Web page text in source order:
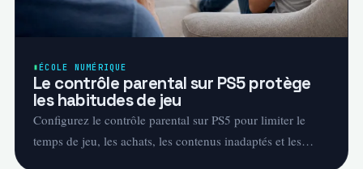
ÉCOLE NUMÉRIQUE
Le contrôle parental sur PS5 protège
les habitudes de jeu
Configurez le contrôle parental sur PS5 pour limiter le
temps de jeu, les achats, les contenus inadaptés et les